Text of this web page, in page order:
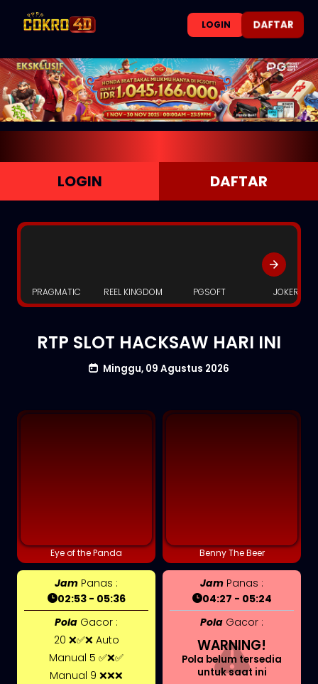
LOGIN DAFTAR
LOGIN DAFTAR
PRAGMATIC REEL KINGDOM PGSOFT JOKER
RTP SLOT HACKSAW HARI INI
Minggu, 09 Agustus 2026
Eye of the Panda
Jam Panas :
02:53 - 05:36
Pola Gacor :
20 ❌✅❌ Auto
Manual 5 ✅❌✅
Manual 9 ❌❌❌
Benny The Beer
Jam Panas :
04:27 - 05:24
Pola Gacor :
WARNING!
Pola belum tersedia
untuk saat ini